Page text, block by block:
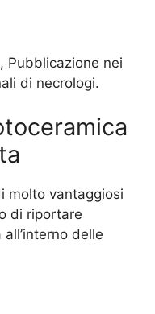
Pubblicazione nei
di necrologi.
molto vantaggiosi
di riportare
delle